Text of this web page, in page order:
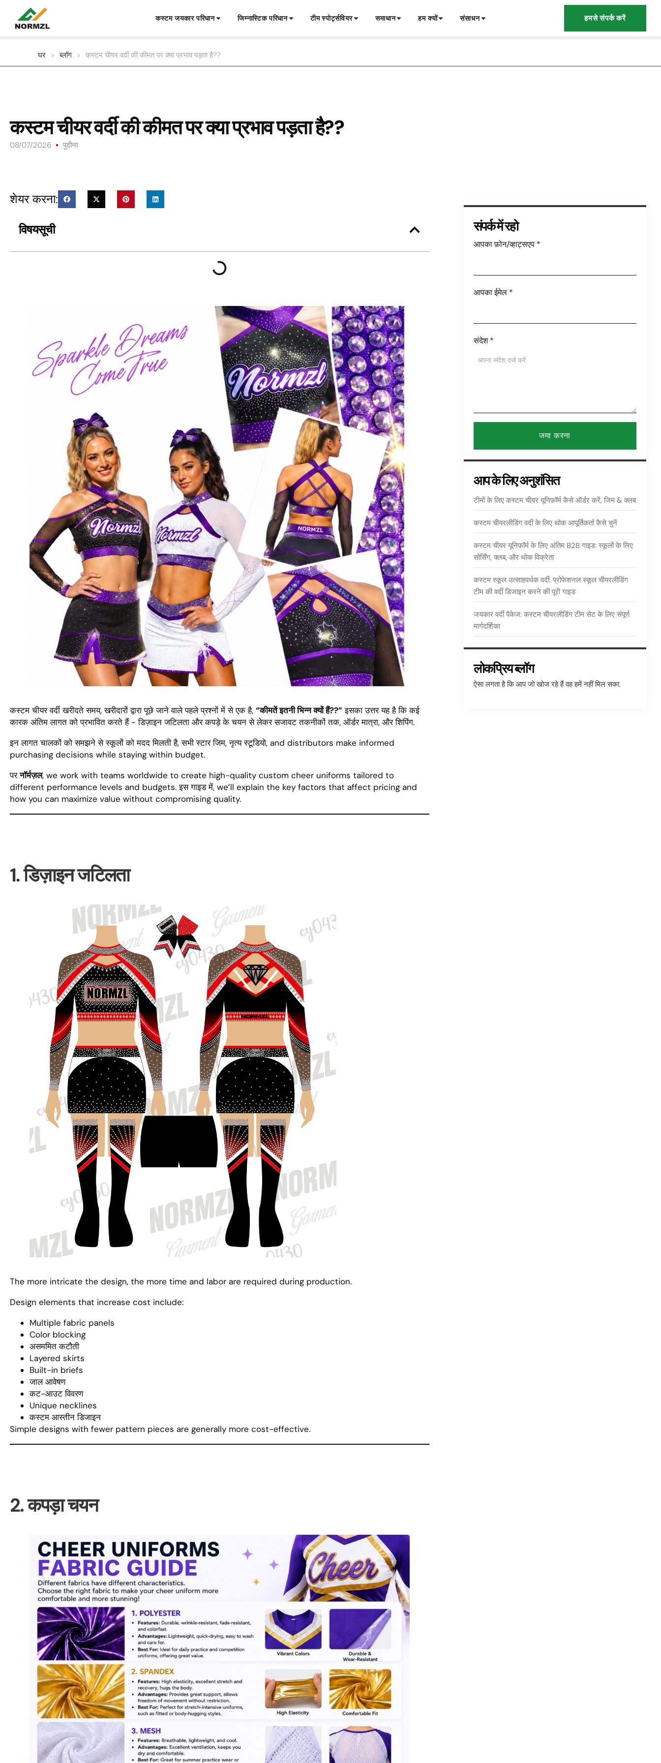
कस्टम जयकार परिधान जिम्नास्टिक परिधान टीम स्पोर्ट्सवियर समाधान हम क्यों संसाधन हमसे संपर्क करें
घर > ब्लॉग > कस्टम चीयर वर्दी की कीमत पर क्या प्रभाव पड़ता है??
कस्टम चीयर वर्दी की कीमत पर क्या प्रभाव पड़ता है??
08/07/2026 पुदीना
शेयर करना:
विषयसूची
कस्टम चीयर वर्दी खरीदते समय, खरीदारों द्वारा पूछे जाने वाले पहले प्रश्नों में से एक है, “कीमतें इतनी भिन्न क्यों हैं??” इसका उत्तर यह है कि कई
कारक अंतिम लागत को प्रभावित करते हैं - डिज़ाइन जटिलता और कपड़े के चयन से लेकर सजावट तकनीकों तक, ऑर्डर मात्रा, और शिपिंग.
इन लागत चालकों को समझने से स्कूलों को मदद मिलती है, सभी स्टार जिम, नृत्य स्टूडियो, and distributors make informed
purchasing decisions while staying within budget.
परनॉर्मज़ल, we work with teams worldwide to create high-quality custom cheer uniforms tailored to
different performance levels and budgets. इस गाइड में, we’ll explain the key factors that affect pricing and
how you can maximize value without compromising quality.
1. डिज़ाइन जटिलता
The more intricate the design, the more time and labor are required during production.
Design elements that increase cost include:
Multiple fabric panels
Color blocking
असममित कटौती
Layered skirts
Built-in briefs
जाल आवेषण
कट-आउट विवरण
Unique necklines
कस्टम आस्तीन डिजाइन
Simple designs with fewer pattern pieces are generally more cost-effective.
2. कपड़ा चयन
संपर्क में रहो
आपका फ़ोन/व्हाट्सएप *
आपका ईमेल *
संदेश *
जमा करना
आप के लिए अनुशंसित
टीमों के लिए कस्टम चीयर यूनिफ़ॉर्म कैसे ऑर्डर करें, जिम & क्लब
कस्टम चीयरलीडिंग वर्दी के लिए थोक आपूर्तिकर्ता कैसे चुनें
कस्टम चीयर यूनिफ़ॉर्म के लिए अंतिम B2B गाइड: स्कूलों के लिए
सोर्सिंग, क्लब, और थोक विक्रेता
कस्टम स्कूल उत्साहवर्धक वर्दी: प्रोफेशनल स्कूल चीयरलीडिंग
टीम की वर्दी डिजाइन करने की पूरी गाइड
जयकार वर्दी पैकेज: कस्टम चीयरलीडिंग टीम सेट के लिए संपूर्ण
मार्गदर्शिका
लोकप्रिय ब्लॉग
ऐसा लगता है कि आप जो खोज रहे हैं वह हमें नहीं मिल सका.